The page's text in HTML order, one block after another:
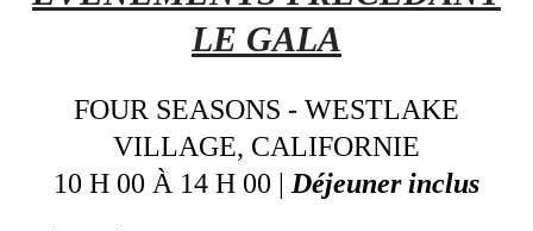
LE GALA
FOUR SEASONS - WESTLAKE
VILLAGE, CALIFORNIE
10 H 00 À 14 H 00 | Déjeuner inclus